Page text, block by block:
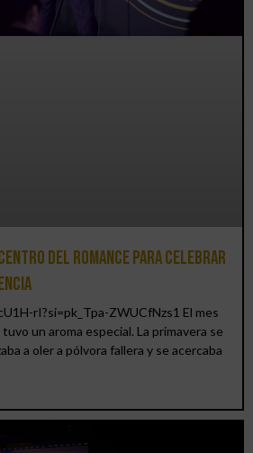
del romance para celebrar
rI?si=pk_Tpa-ZWUCfNzs1 El mes
un aroma especial. La primavera se
a oler a pólvora fallera y se acercaba